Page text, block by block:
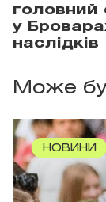
головний
у
наслідків
Може
НОВИНИ